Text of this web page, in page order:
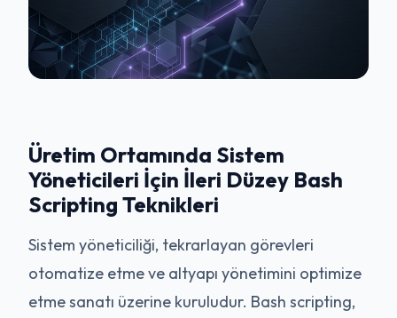
Üretim Ortamında Sistem
Yöneticileri İçin İleri Düzey Bash
Scripting Teknikleri
Sistem yöneticiliği, tekrarlayan görevleri
otomatize etme ve altyapı yönetimini optimize
etme sanatı üzerine kuruludur. Bash scripting,